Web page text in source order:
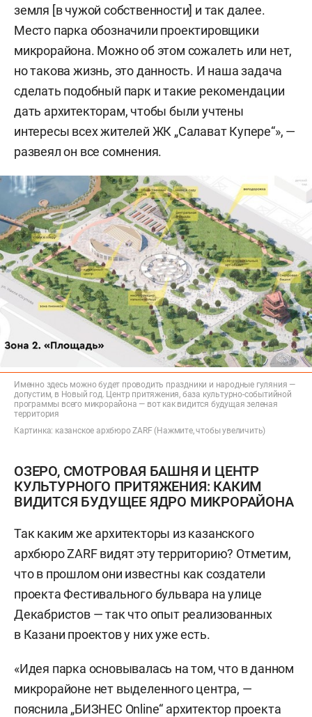
земля [в чужой собственности] и так далее.
Место парка обозначили проектировщики
микрорайона. Можно об этом сожалеть или нет,
но такова жизнь, это данность. И наша задача
сделать подобный парк и такие рекомендации
дать архитекторам, чтобы были учтены
интересы всех жителей ЖК „Салават Купере“», —
развеял он все сомнения.
Именно здесь можно будет проводить праздники и народные гуляния —
допустим, в Новый год. Центр притяжения, база культурно-событийной
программы всего микрорайона — вот как видится будущая зеленая
территория
Картинка: казанское архбюро ZARF (Нажмите, чтобы увеличить)
ОЗЕРО, СМОТРОВАЯ БАШНЯ И ЦЕНТР
КУЛЬТУРНОГО ПРИТЯЖЕНИЯ: КАКИМ
ВИДИТСЯ БУДУЩЕЕ ЯДРО МИКРОРАЙОНА
Так каким же архитекторы из казанского
архбюро ZARF видят эту территорию? Отметим,
что в прошлом они известны как создатели
проекта Фестивального бульвара на улице
Декабристов — так что опыт реализованных
в Казани проектов у них уже есть.
«Идея парка основывалась на том, что в данном
микрорайоне нет выделенного центра, —
пояснила „БИЗНЕС Online“ архитектор проекта